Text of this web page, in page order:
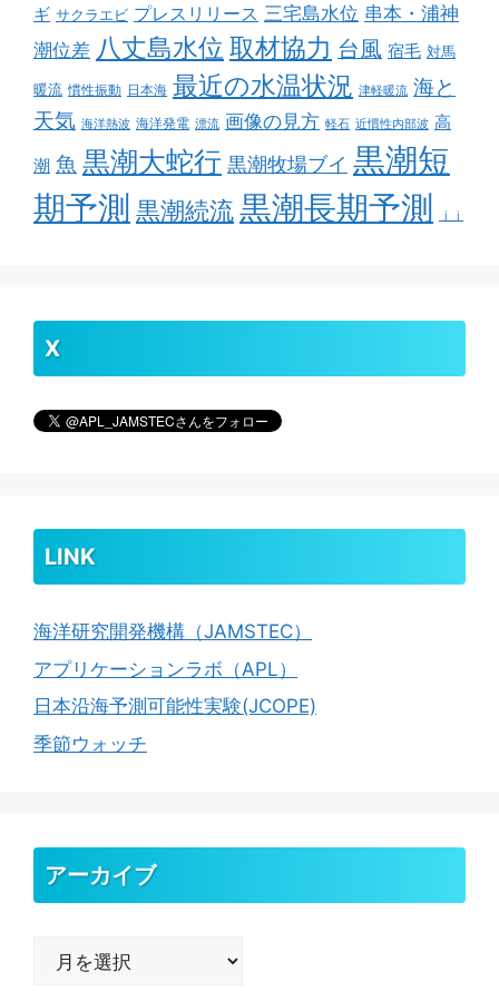
ギ サクラエビ プレスリリース 三宅島水位 串本・浦神
潮位差 八丈島水位 取材協力 台風 宿毛 対馬
暖流 慣性振動 日本海 最近の水温状況 津軽暖流 海と
天気 海洋熱波 海洋発電 漂流 画像の見方 軽石 近慣性内部波 高
潮 魚 黒潮大蛇行 黒潮牧場ブイ 黒潮短
期予測 黒潮続流黒潮長期予測 ｊｊ
X
LINK
海洋研究開発機構（JAMSTEC）
アプリケーションラボ（APL）
日本沿海予測可能性実験(JCOPE)
季節ウォッチ
アーカイブ